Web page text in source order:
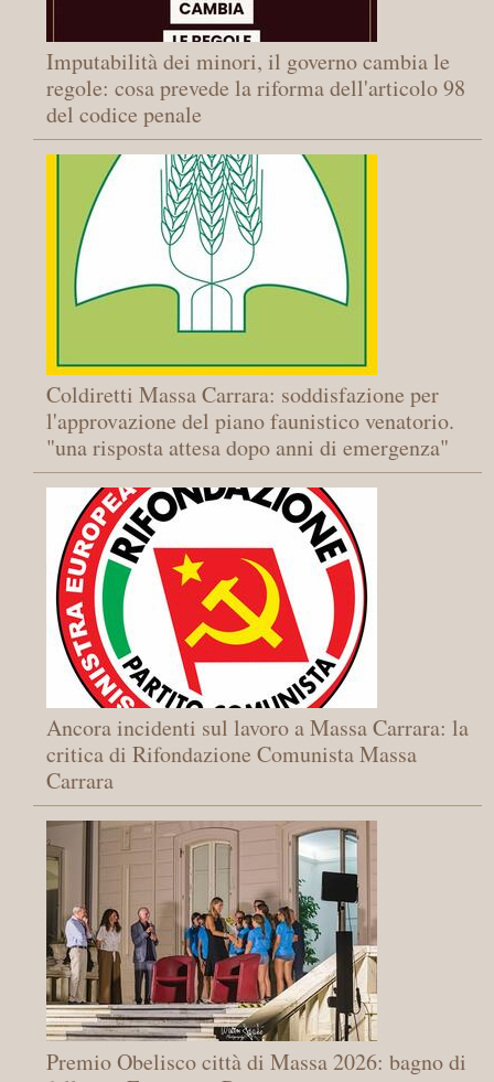
Imputabilità dei minori, il governo cambia le
regole: cosa prevede la riforma dell'articolo 98
del codice penale
Coldiretti Massa Carrara: soddisfazione per
l'approvazione del piano faunistico venatorio.
"una risposta attesa dopo anni di emergenza"
Ancora incidenti sul lavoro a Massa Carrara: la
critica di Rifondazione Comunista Massa
Carrara
Premio Obelisco città di Massa 2026: bagno di